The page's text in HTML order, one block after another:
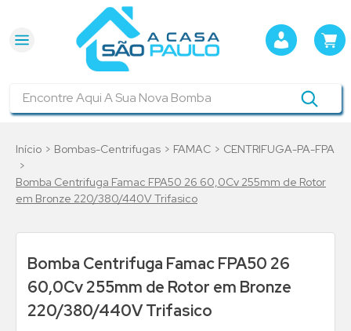
Bombas-Centrifugas FAMAC CENTRIFUGA-PA-FPA
Bomba Centrifuga Famac FPA50 26 60,0Cv 255mm de Rotor
em Bronze 220/380/440V Trifasico
Bomba Centrifuga Famac FPA50 26
60,0Cv 255mm de Rotor em Bronze
220/380/440V Trifasico